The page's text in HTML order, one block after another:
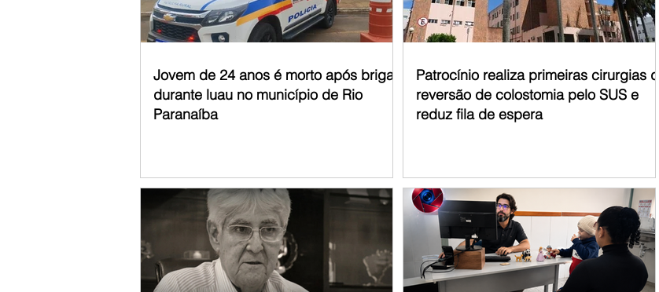
Jovem de 24 anos é morto após briga
durante luau no município de Rio
Paranaíba
Patrocínio realiza primeiras cirurgias de
reversão de colostomia pelo SUS e
reduz fila de espera